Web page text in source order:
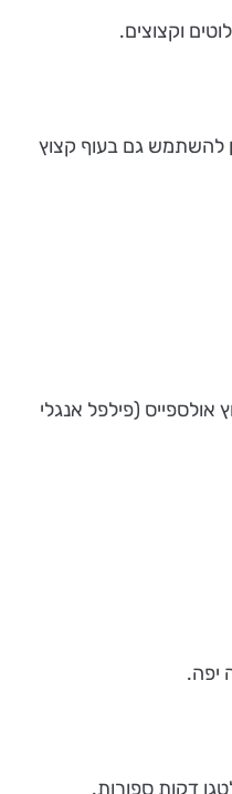
וקצוצים.
להשתמש גם בעוף קצוץ
(פילפל אנגלי
יפה.
דקות ספורות.